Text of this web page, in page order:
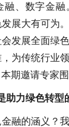
融、数字金
展大有可为
会发展全面绿
为传统行业
期邀请专家
助力绿色转型
融的涵义？